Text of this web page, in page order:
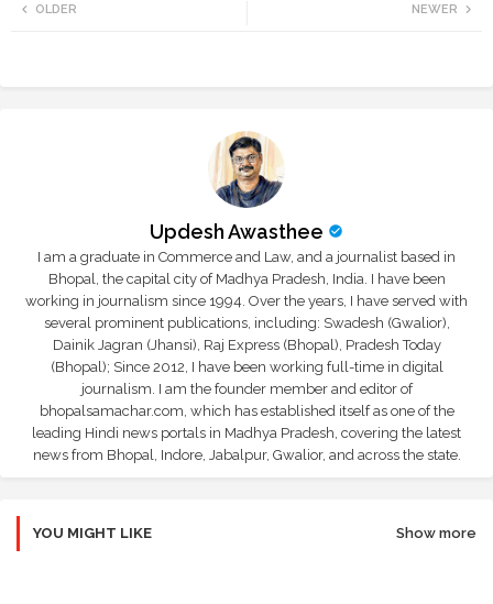
NEWER
OLDER
Updesh Awasthee
I am a graduate in Commerce and Law, and a journalist based in
Bhopal, the capital city of Madhya Pradesh, India. I have been
working in journalism since 1994. Over the years, I have served with
several prominent publications, including: Swadesh (Gwalior),
Dainik Jagran (Jhansi), Raj Express (Bhopal), Pradesh Today
(Bhopal); Since 2012, I have been working full-time in digital
journalism. I am the founder member and editor of
bhopalsamachar.com, which has established itself as one of the
leading Hindi news portals in Madhya Pradesh, covering the latest
news from Bhopal, Indore, Jabalpur, Gwalior, and across the state.
YOU MIGHT LIKE Show more